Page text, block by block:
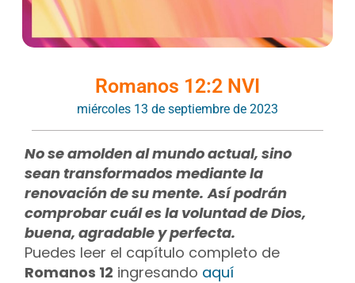
Romanos 12:2 NVI
miércoles 13 de septiembre de 2023
No se amolden al mundo actual, sino
sean transformados mediante la
renovación de su mente. Así podrán
comprobar cuál es la voluntad de Dios,
buena, agradable y perfecta.
Puedes leer el capítulo completo de
Romanos 12 ingresando aquí